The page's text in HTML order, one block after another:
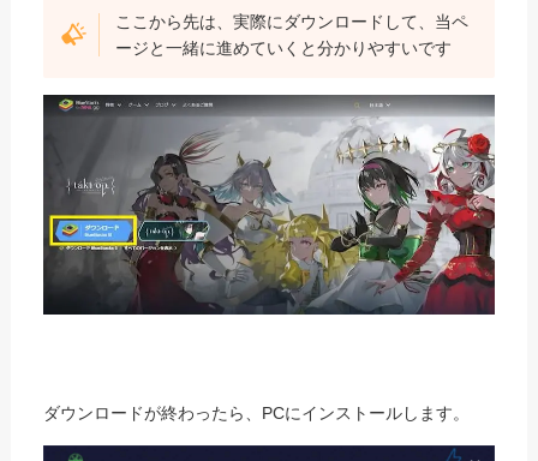
ここから先は、実際にダウンロードして、当ペ
ージと一緒に進めていくと分かりやすいです
ダウンロードが終わったら、PCにインストールします。